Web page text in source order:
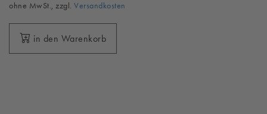
ohne MwSt., zzgl. Versandkosten
in den Warenkorb